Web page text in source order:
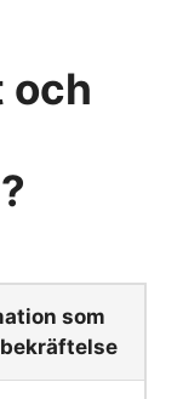
och
som